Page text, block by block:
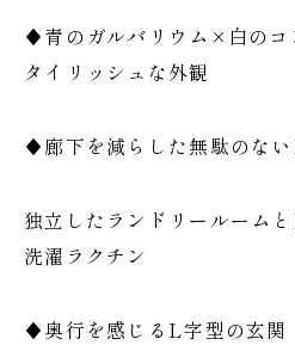
♦青のガルバリウム×白のコ
タイリッシュな外観
♦廊下を減らした無駄のない
独立したランドリールーム
洗濯ラクチン
♦奥行を感じるL字型の玄関